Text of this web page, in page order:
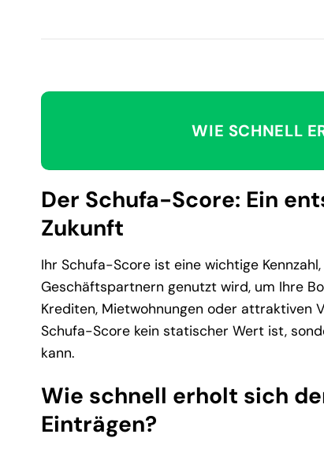
WIE SCHNELL
Der Schufa-Score: Ein
Zukunft
Ihr Schufa-Score ist eine wichtige
Geschäftspartnern genutzt wird, um Ihre
Krediten, Mietwohnungen oder attraktiven
Schufa-Score kein statischer Wert ist,
kann.
Wie schnell erholt sich
Einträgen?